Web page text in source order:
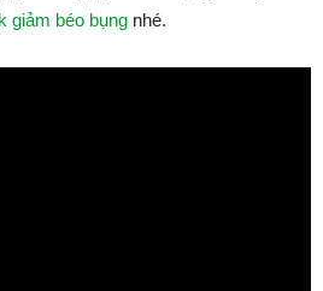
giảm béo bụng nhé.